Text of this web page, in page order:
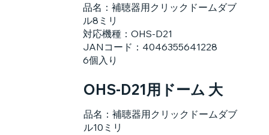
品名：補聴器用クリックドームダブ
ル8ミリ
対応機種：OHS-D21
JANコード：4046355641228
6個入り
品名：補聴器用クリックドームダブ
ル10ミリ
OHS-D21用ドーム 大